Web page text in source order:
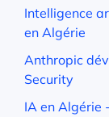
Intelligence
en Algérie
Anthropic
Security
IA en Algérie